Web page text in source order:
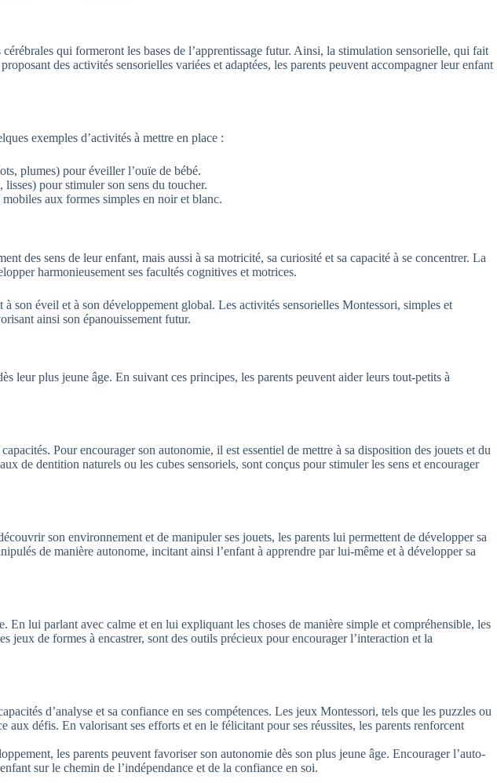
qui formeront les bases de l’apprentissage futur. Ainsi, la stimulation sensorielle, qui fait
des activités sensorielles variées et adaptées, les parents peuvent accompagner leur enfant
exemples d’activités à mettre en place :
plumes) pour éveiller l’ouïe de bébé.
pour stimuler son sens du toucher.
aux formes simples en noir et blanc.
des sens de leur enfant, mais aussi à sa motricité, sa curiosité et sa capacité à se concentrer. La
harmonieusement ses facultés cognitives et motrices.
son éveil et à son développement global. Les activités sensorielles Montessori, simples et
ainsi son épanouissement futur.
leur plus jeune âge. En suivant ces principes, les parents peuvent aider leurs tout-petits à
Pour encourager son autonomie, il est essentiel de mettre à sa disposition des jouets et du
de dentition naturels ou les cubes sensoriels, sont conçus pour stimuler les sens et encourager
son environnement et de manipuler ses jouets, les parents lui permettent de développer sa
de manière autonome, incitant ainsi l’enfant à apprendre par lui-même et à développer sa
En lui parlant avec calme et en lui expliquant les choses de manière simple et compréhensible, les
de formes à encastrer, sont des outils précieux pour encourager l’interaction et la
d’analyse et sa confiance en ses compétences. Les jeux Montessori, tels que les puzzles ou
défis. En valorisant ses efforts et en le félicitant pour ses réussites, les parents renforcent
les parents peuvent favoriser son autonomie dès son plus jeune âge. Encourager l’auto-
sur le chemin de l’indépendance et de la confiance en soi.